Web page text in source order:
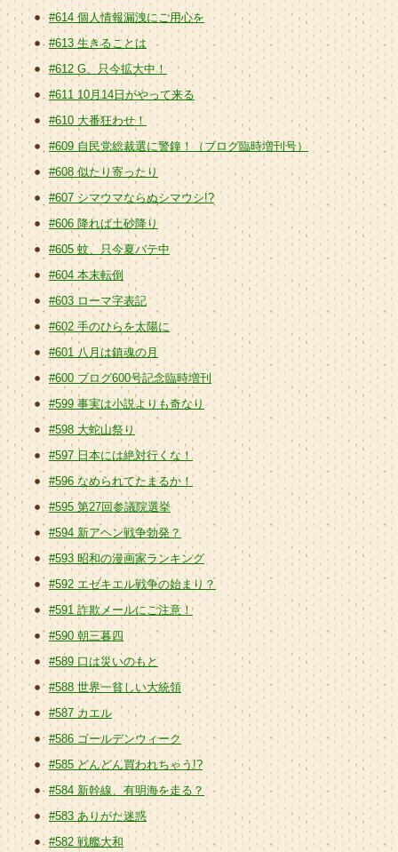
#614 個人情報漏洩にご用心を
#613 生きることは
#612 G、只今拡大中！
#611 10月14日がやって来る
#610 大番狂わせ！
#609 自民党総裁選に警鐘！（ブログ臨時増刊号）
#608 似たり寄ったり
#607 シマウマならぬシマウシ!?
#606 降れば土砂降り
#605 蚊、只今夏バテ中
#604 本末転倒
#603 ローマ字表記
#602 手のひらを太陽に
#601 八月は鎮魂の月
#600 ブログ600号記念臨時増刊
#599 事実は小説よりも奇なり
#598 大蛇山祭り
#597 日本には絶対行くな！
#596 なめられてたまるか！
#595 第27回参議院選挙
#594 新アヘン戦争勃発？
#593 昭和の漫画家ランキング
#592 エゼキエル戦争の始まり？
#591 詐欺メールにご注意！
#590 朝三暮四
#589 口は災いのもと
#588 世界一貧しい大統領
#587 カエル
#586 ゴールデンウィーク
#585 どんどん買われちゃう!?
#584 新幹線、有明海を走る？
#583 ありがた迷惑
#582 戦艦大和